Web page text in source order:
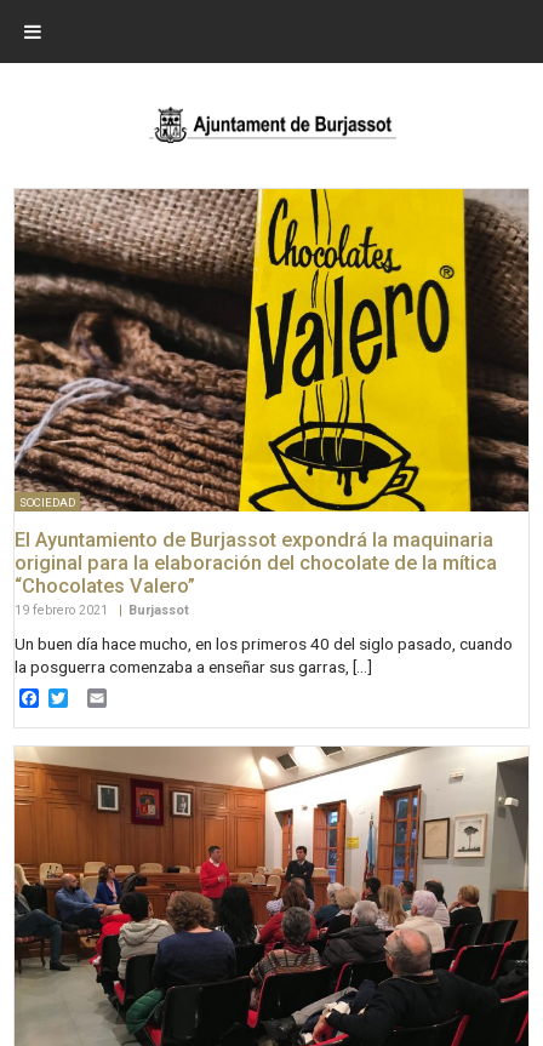
SOCIEDAD
El Ayuntamiento de Burjassot expondrá la maquinaria
original para la elaboración del chocolate de la mítica
“Chocolates Valero”
19 febrero 2021 Burjassot
Un buen día hace mucho, en los primeros 40 del siglo pasado, cuando
la posguerra comenzaba a enseñar sus garras, […]
Facebook
Twitter